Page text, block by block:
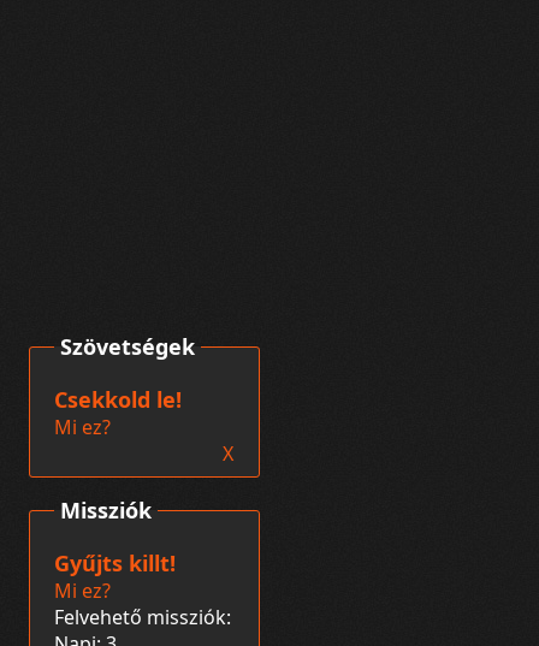
Missziók
Gyűjts killt!
Mi ez?
Felvehető missziók:
Szövetségek
Csekkold le!
Mi ez?
X